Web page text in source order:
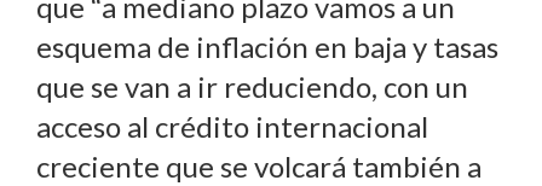
esquema de inflación en baja y tasas
que se van a ir reduciendo, con un
acceso al crédito internacional
creciente que se volcará también a